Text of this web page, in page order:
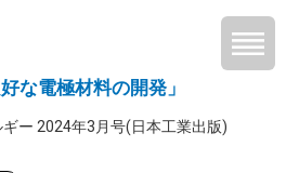
な電極材料の開発」
ー 2024年3月号(日本工業出版)